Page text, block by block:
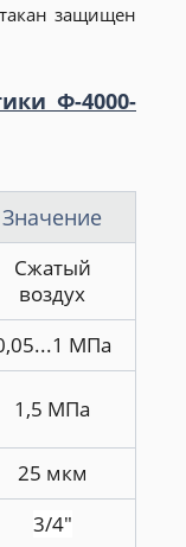
защищен
Ф-4000-
Значение
Сжатый
воздух
МПа
1,5 МПа
25 мкм
3/4"